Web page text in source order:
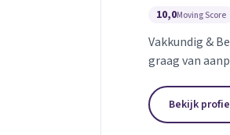
10,0Moving Score
Vakkundig &
graag van
Bekijk